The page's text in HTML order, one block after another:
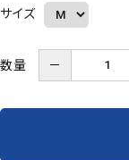
サイズ
数量 －